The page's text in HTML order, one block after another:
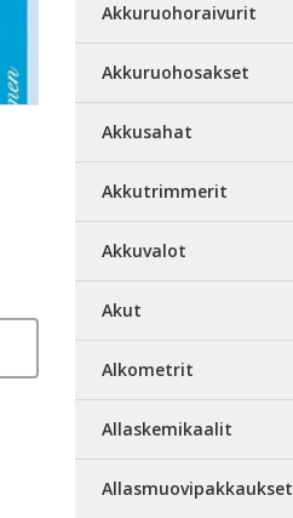
Akkuruohoraivurit
Akkuruohosakset
Akkusahat
Akkutrimmerit
Akkuvalot
Akut
Alkometrit
Allaskemikaalit
Allasmuovipakkaukset